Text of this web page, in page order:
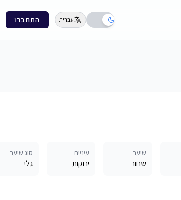
עברית התחברו
שיער
שחור
עיניים
ירוקות
סוג שיער
גלי